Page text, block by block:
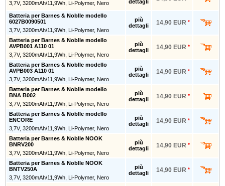
3,7V, 3200mAh/11,9Wh, Li-Polymer, Nero
dettagli
Batteria per Barnes & Noblle modello
6027B0090501
3,7V, 3200mAh/11,9Wh, Li-Polymer, Nero
più
dettagli
14,90 EUR *
Batteria per Barnes & Noblle modello
AVPB001 A110 01
3,7V, 3200mAh/11,9Wh, Li-Polymer, Nero
più
dettagli
14,90 EUR *
Batteria per Barnes & Noblle modello
AVPB003 A110 01
3,7V, 3200mAh/11,9Wh, Li-Polymer, Nero
più
dettagli
14,90 EUR *
Batteria per Barnes & Noblle modello
BNA B002
3,7V, 3200mAh/11,9Wh, Li-Polymer, Nero
più
dettagli
14,90 EUR *
Batteria per Barnes & Noblle modello
ENCORE
3,7V, 3200mAh/11,9Wh, Li-Polymer, Nero
più
dettagli
14,90 EUR *
Batteria per Barnes & Noblle NOOK
BNRV200
3,7V, 3200mAh/11,9Wh, Li-Polymer, Nero
più
dettagli
14,90 EUR *
Batteria per Barnes & Noblle NOOK
BNTV250A
3,7V, 3200mAh/11,9Wh, Li-Polymer, Nero
più
dettagli
14,90 EUR *